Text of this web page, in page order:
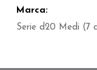
Marca:
Serie d20 Medi (7